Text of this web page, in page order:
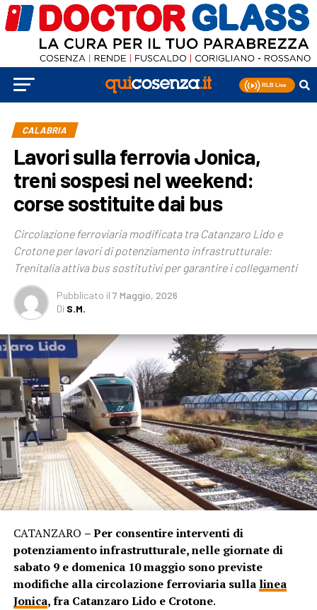
CALABRIA
Lavori sulla ferrovia Jonica,
treni sospesi nel weekend:
corse sostituite dai bus
Circolazione ferroviaria modificata tra Catanzaro Lido e
Crotone per lavori di potenziamento infrastrutturale:
Trenitalia attiva bus sostitutivi per garantire i collegamenti
Pubblicato il 7 Maggio, 2026
Di S.M.
CATANZARO – Per consentire interventi di
potenziamento infrastrutturale, nelle giornate di
sabato 9 e domenica 10 maggio sono previste
modifiche alla circolazione ferroviaria sulla linea
Jonica, fra Catanzaro Lido e Crotone.